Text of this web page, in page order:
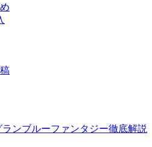
ンブルーファンタジー徹底解説